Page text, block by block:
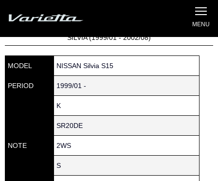
Home
Parts catalog
SILVIA (1999/01 - 2002/08)
MODEL NISSAN Silvia S15
PERIOD 1999/01 -
NOTE
K
SR20DE
2WS
S